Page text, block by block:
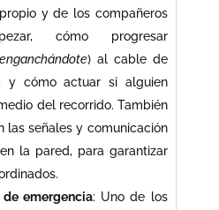
y de los compañeros
cómo progresar
enganchándote) al cable de
y cómo actuar si alguien
del recorrido. También
las señales y comunicación
la pared, para garantizar
emergencia: Uno de los